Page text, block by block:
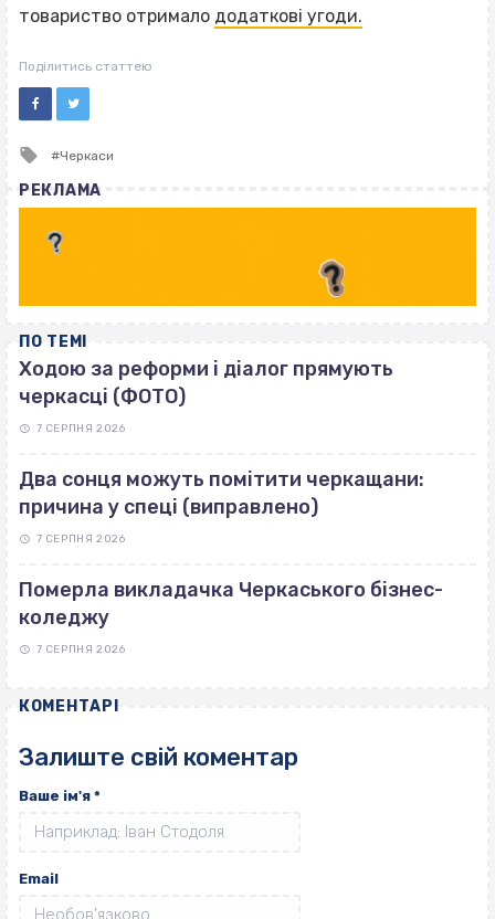
товариство отримало додаткові угоди.
Поділитись статтею
Tagged
Черкаси
РЕКЛАМА
ПО ТЕМІ
Ходою за реформи і діалог прямують
черкасці (ФОТО)
7 СЕРПНЯ 2026
Два сонця можуть помітити черкащани:
причина у спеці (виправлено)
7 СЕРПНЯ 2026
Померла викладачка Черкаського бізнес-
коледжу
7 СЕРПНЯ 2026
КОМЕНТАРІ
Залиште свій коментар
Ваше ім'я *
Email